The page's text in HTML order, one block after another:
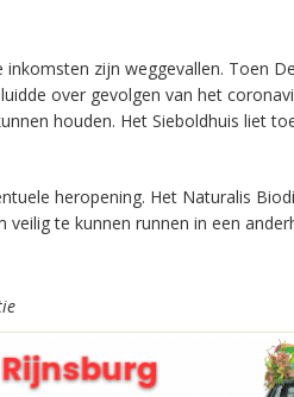
zijn weggevallen. Toen
over gevolgen van het
houden. Het Sieboldhuis liet
heropening. Het Naturalis
te kunnen runnen in een